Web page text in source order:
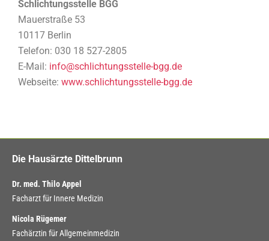
Schlichtungsstelle BGG
Mauerstraße 53
10117 Berlin
Telefon: 030 18 527-2805
E-Mail: info@schlichtungsstelle-bgg.de
Webseite: www.schlichtungsstelle-bgg.de
Die Hausärzte Dittelbrunn
Dr. med. Thilo Appel
Facharzt für Innere Medizin
Nicola Rügemer
Fachärztin für Allgemeinmedizin